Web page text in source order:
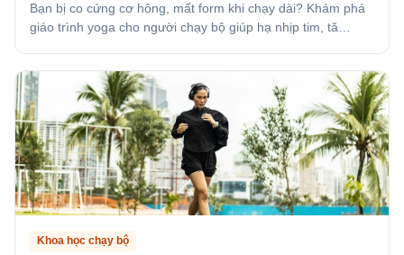
Bạn bị co cứng cơ hông, mất form khi chạy dài? Khám phá
giáo trình yoga cho người chạy bộ giúp hạ nhịp tim, tă…
Khoa học chạy bộ